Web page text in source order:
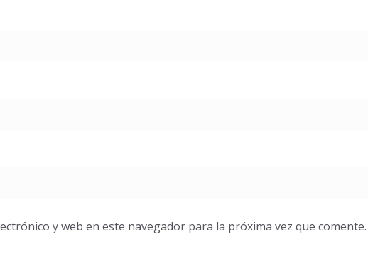
y web en este navegador para la próxima vez que comente.